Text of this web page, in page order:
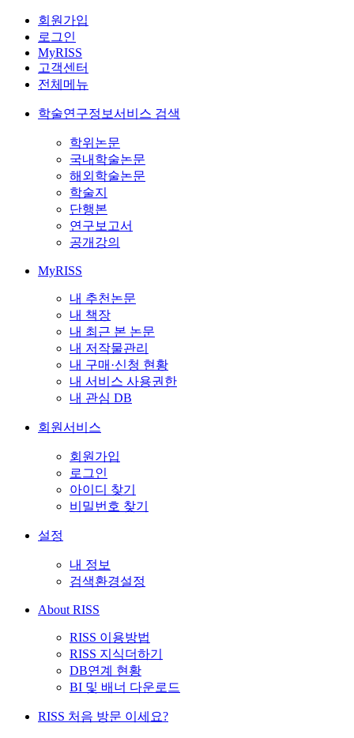
회원가입
로그인
MyRISS
고객센터
전체메뉴
학술연구정보서비스 검색
학위논문
국내학술논문
해외학술논문
학술지
단행본
연구보고서
공개강의
MyRISS
내 추천논문
내 책장
내 최근 본 논문
내 저작물관리
내 구매·신청 현황
내 서비스 사용권한
내 관심 DB
회원서비스
회원가입
로그인
아이디 찾기
비밀번호 찾기
설정
내 정보
검색환경설정
About RISS
RISS 이용방법
RISS 지식더하기
DB연계 현황
BI 및 배너 다운로드
RISS 처음 방문 이세요?